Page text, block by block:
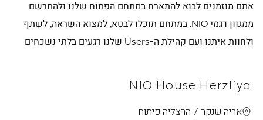
אתם מוזמנים לבוא להתארח במתחם הפתוח שלנו ולהתרשם
ממגוון דגמי NIO. במתחם תוכלו לבטא, למצוא השראה, לשתף
ולחוות איתנו ועם קהילת ה-Users שלנו רגעים בלתי נשכחים
NIO House Herzliya
אריה שנקר 7 הרצליה פיתוח